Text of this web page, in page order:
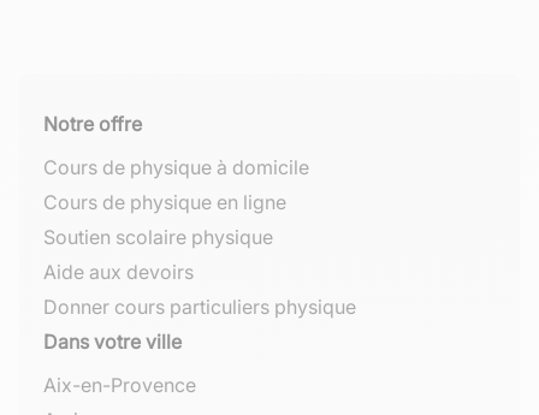
Notre offre
Cours de physique à domicile
Cours de physique en ligne
Soutien scolaire physique
Aide aux devoirs
Donner cours particuliers physique
Dans votre ville
Aix-en-Provence